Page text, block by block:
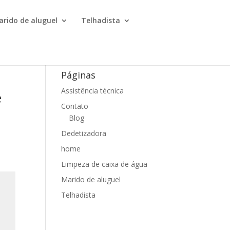
de aluguel Telhadista
Páginas
Assistência técnica
Contato
Blog
Dedetizadora
home
Limpeza de caixa de água
Marido de aluguel
Telhadista